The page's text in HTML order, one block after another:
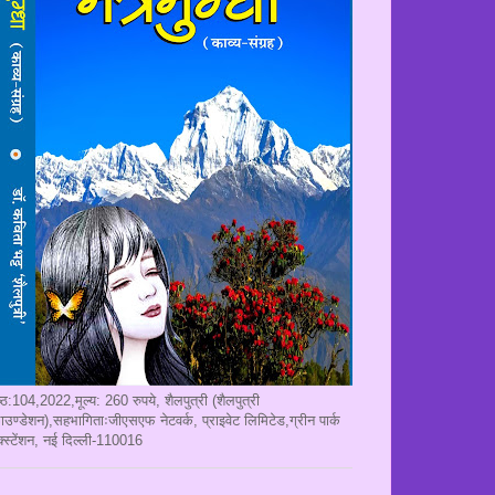
260 रुपये, शैलपुत्री (शैलपुत्री
नेटवर्क, प्राइवेट लिमिटेड,ग्रीन पार्क
नई दिल्ली-110016